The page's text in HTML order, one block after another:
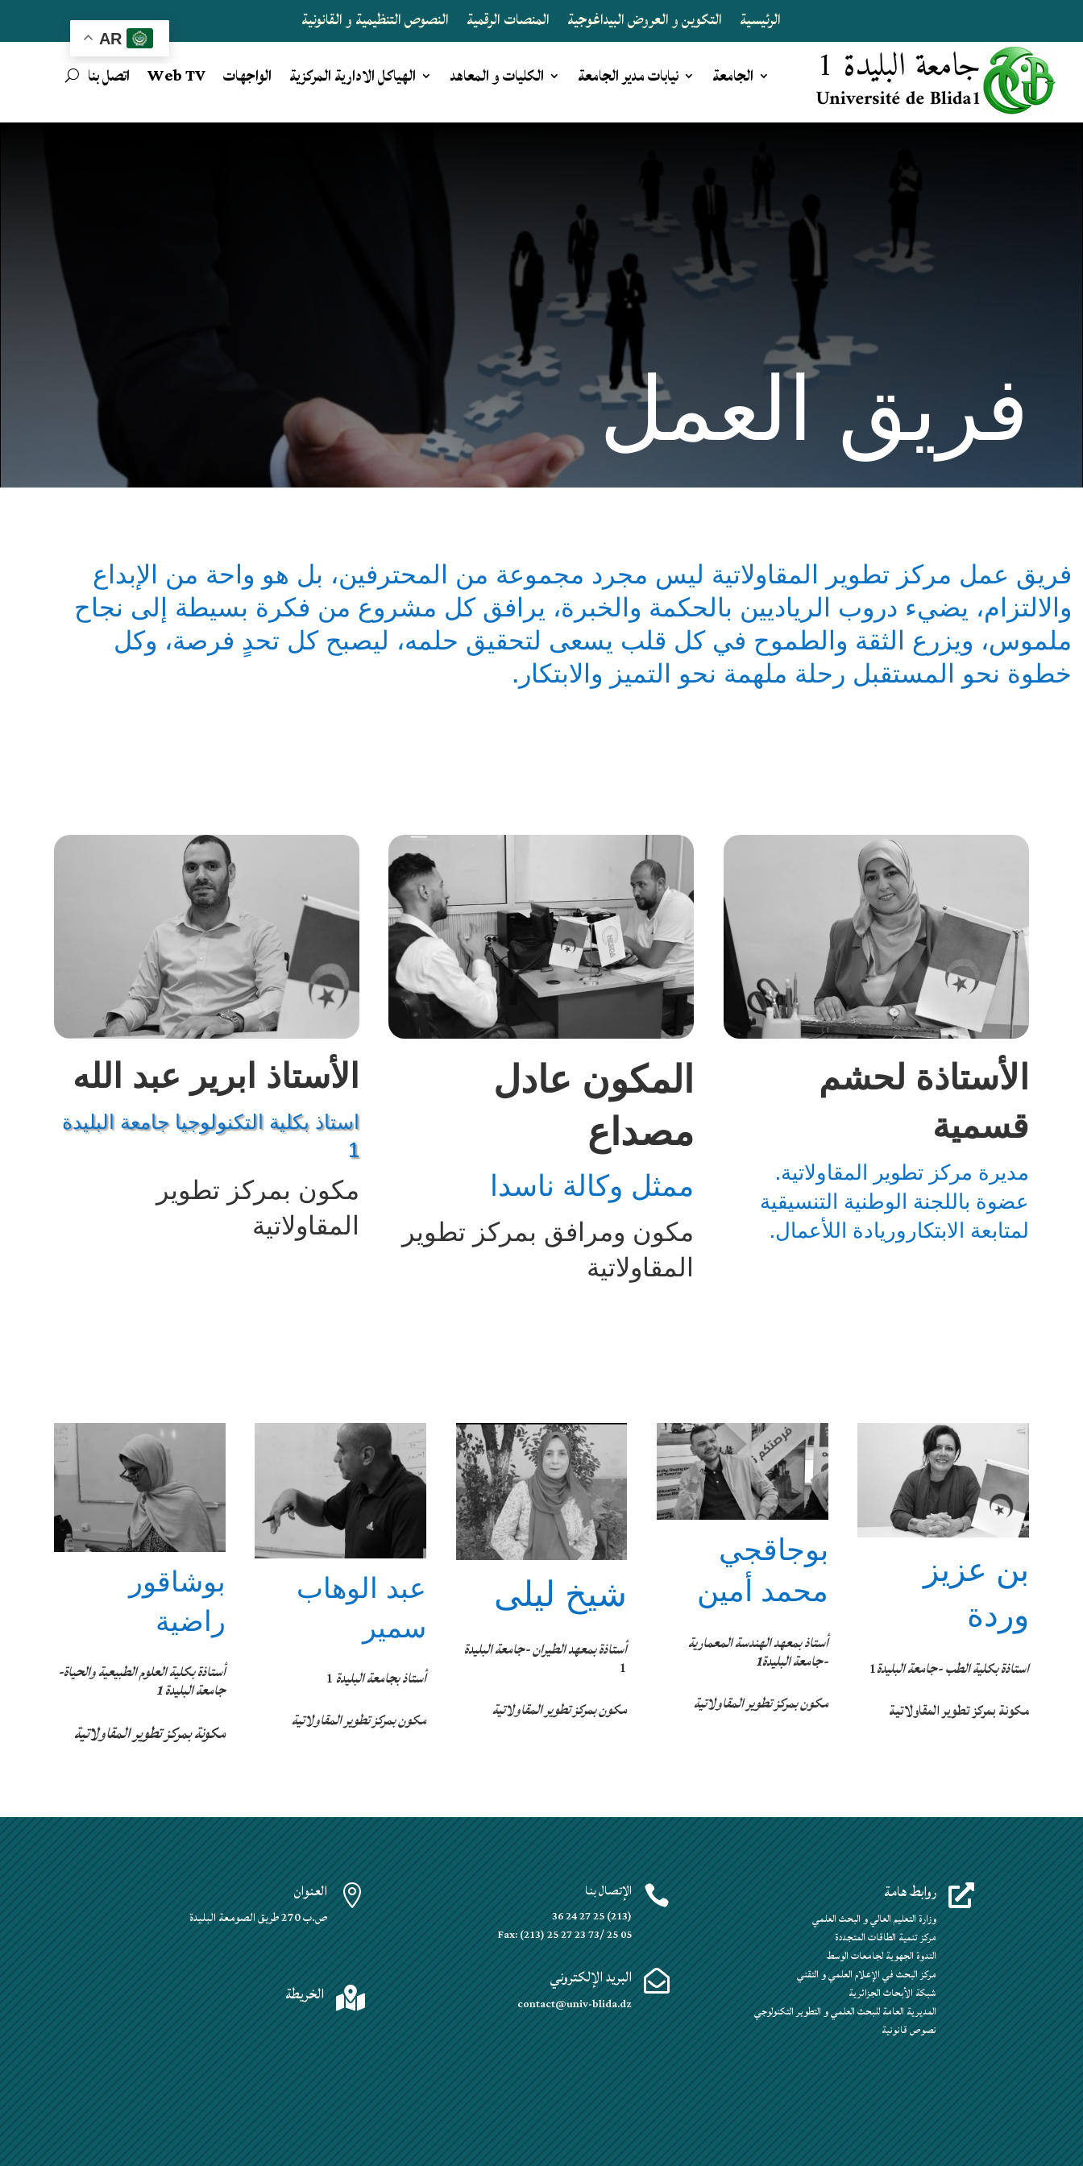
AR
الرئيسية التكوين و العروض البيداغوجية المنصات الرقمية النصوص التنظيمية و القانونية
الجامعة نيابات مدير الجامعة الكليات و المعاهد الهياكل الادارية المركزية الواجهات Web TV اتصل بنا
فريق العمل
فريق عمل مركز تطوير المقاولاتية ليس مجرد مجموعة من المحترفين، بل هو واحة من الإبداع
والالتزام، يضيء دروب الرياديين بالحكمة والخبرة، يرافق كل مشروع من فكرة بسيطة إلى نجاح
ملموس، ويزرع الثقة والطموح في كل قلب يسعى لتحقيق حلمه، ليصبح كل تحدٍ فرصة، وكل
خطوة نحو المستقبل رحلة ملهمة نحو التميز والابتكار.
الأستاذ ابرير عبد الله
استاذ بكلية التكنولوجيا جامعة البليدة
1
مكون بمركز تطوير
المقاولاتية
المكون عادل
مصداع
ممثل وكالة ناسدا
مكون ومرافق بمركز تطوير
المقاولاتية
الأستاذة لحشم
قسمية
مديرة مركز تطوير المقاولاتية.
عضوة باللجنة الوطنية التنسيقية
لمتابعة الابتكاروريادة اللأعمال.
بوشاقور
راضية
أستاذة بكلية العلوم الطبيعية والحياة-
جامعة البليدة 1
مكونة بمركز تطوير المقاولاتية
عبد الوهاب
سمير
أستاذ بجامعة البليدة1
مكون بمركز تطوير المقاولاتية
شيخ ليلى
أستاذة بمعهد الطيران -جامعة البليدة
1
مكون بمركز تطوير المقاولاتية
بوجاقجي
محمد أمين
أستاذ بمعهد الهندسة المعمارية
-جامعة البليدة1
مكون بمركز تطوير المقاولاتية
بن عزيز
وردة
استاذة بكلية الطب -جامعة البليدة1
مكونة بمركز تطوير المقاولاتية
 العنوان
ص.ب 270 طريق الصومعة البليدة
 الخريطة
 الإتصال بنا
(213) 25 27 24 36
Fax: (213) 25 27 23 73/ 25 05
 البريد الإلكتروني
contact@univ-blida.dz
 روابط هامة
وزارة التعليم العالي و البحث العلمي
مركز تنمية الطاقات المتجددة
الندوة الجهوية لجامعات الوسط
مركز البحث في الإعلام العلمي و التقني
شبكة الأبحاث الجزائرية
المديرية العامة للبحث العلمي و التطوير التكنولوجي
نصوص قانونية